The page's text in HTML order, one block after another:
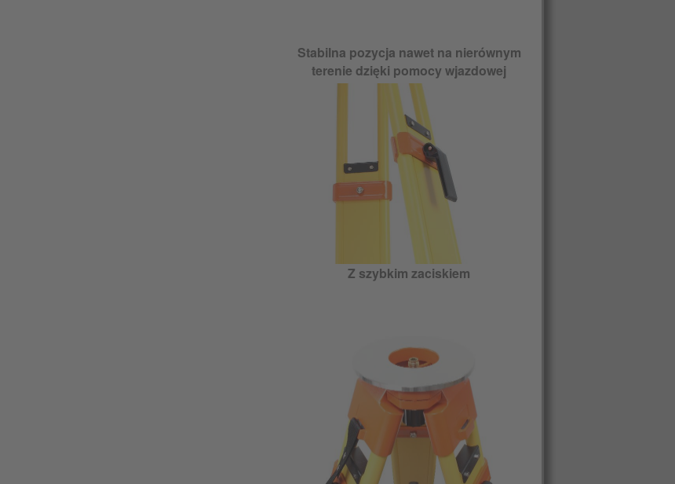
Stabilna pozycja nawet na nierównym
terenie dzięki pomocy wjazdowej
Z szybkim zaciskiem